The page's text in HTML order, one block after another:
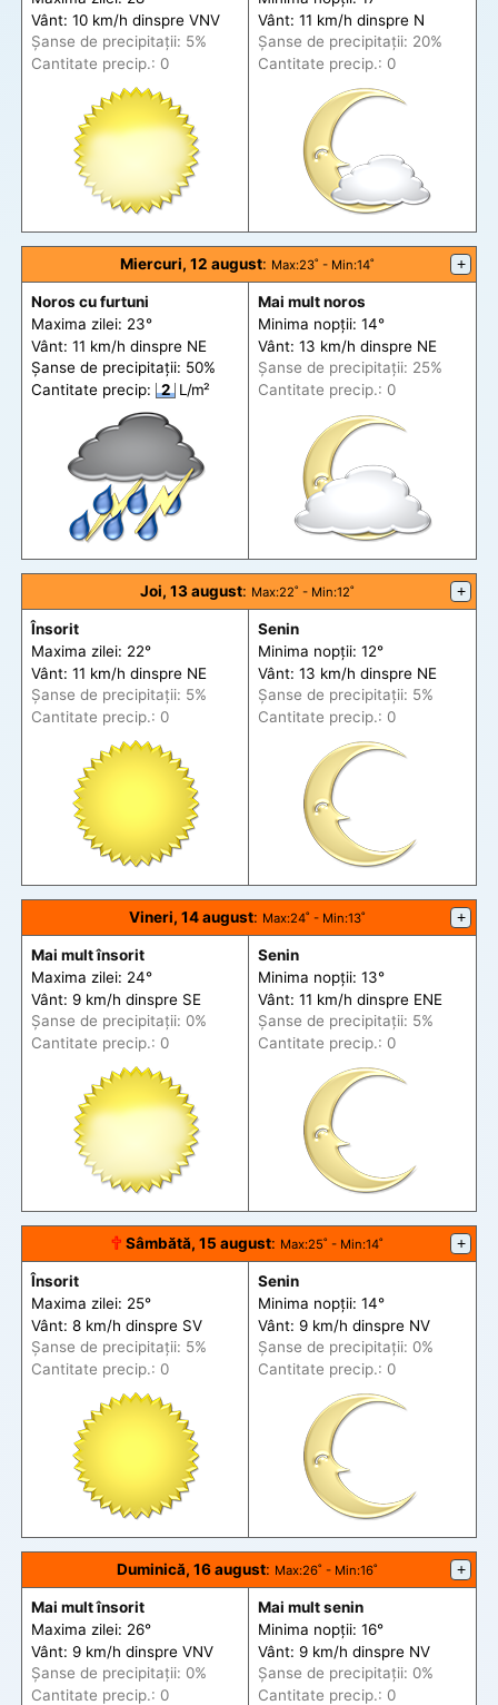
Vânt: 10 km/h dinspre VNV
Șanse de precipitații: 5%
Cantitate precip.: 0
Vânt: 11 km/h dinspre N
Șanse de precipitații: 20%
Cantitate precip.: 0
Miercuri, 12 august: Max:23˚ - Min:14˚ +
Noros cu furtuni
Maxima zilei: 23°
Vânt: 11 km/h dinspre NE
Șanse de precipitații: 50%
Cantitate precip:
2 L/m²
Mai mult noros
Minima nopții: 14°
Vânt: 13 km/h dinspre NE
Șanse de precipitații: 25%
Cantitate precip.: 0
Joi, 13 august: Max:22˚ - Min:12˚ +
Însorit
Maxima zilei: 22°
Vânt: 11 km/h dinspre NE
Șanse de precipitații: 5%
Cantitate precip.: 0
Senin
Minima nopții: 12°
Vânt: 13 km/h dinspre NE
Șanse de precipitații: 5%
Cantitate precip.: 0
Vineri, 14 august: Max:24˚ - Min:13˚ +
Mai mult însorit
Maxima zilei: 24°
Vânt: 9 km/h dinspre SE
Șanse de precipitații: 0%
Cantitate precip.: 0
Senin
Minima nopții: 13°
Vânt: 11 km/h dinspre ENE
Șanse de precipitații: 5%
Cantitate precip.: 0
🕆 Sâmbătă, 15 august: Max:25˚ - Min:14˚ +
Însorit
Maxima zilei: 25°
Vânt: 8 km/h dinspre SV
Șanse de precipitații: 5%
Cantitate precip.: 0
Senin
Minima nopții: 14°
Vânt: 9 km/h dinspre NV
Șanse de precipitații: 0%
Cantitate precip.: 0
Duminică, 16 august: Max:26˚ - Min:16˚ +
Mai mult însorit
Maxima zilei: 26°
Vânt: 9 km/h dinspre VNV
Șanse de precipitații: 0%
Cantitate precip.: 0
Mai mult senin
Minima nopții: 16°
Vânt: 9 km/h dinspre NV
Șanse de precipitații: 0%
Cantitate precip.: 0